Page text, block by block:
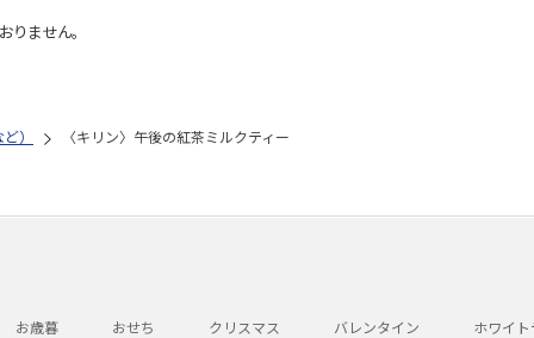
ません。
） 〈キリン〉午後の紅茶ミルクティー
お歳暮 おせち クリスマス バレンタイン ホワイ